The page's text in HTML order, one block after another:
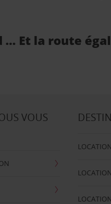
Et la route
VOUS